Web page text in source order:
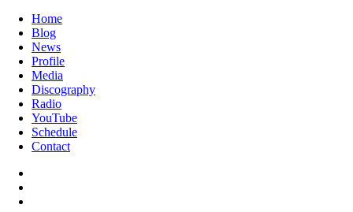
Home
Blog
News
Profile
Media
Discography
Radio
YouTube
Schedule
Contact